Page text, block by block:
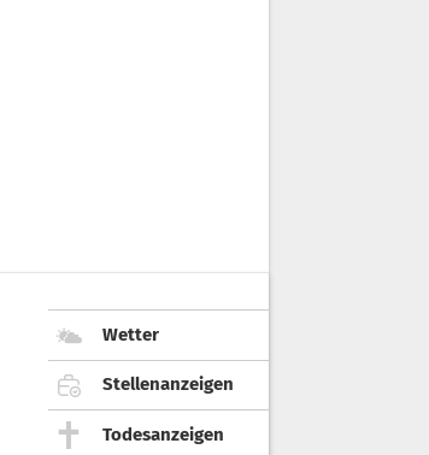
Wetter
Stellenanzeigen
Todesanzeigen